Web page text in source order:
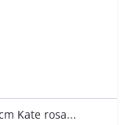
Kate rosa...